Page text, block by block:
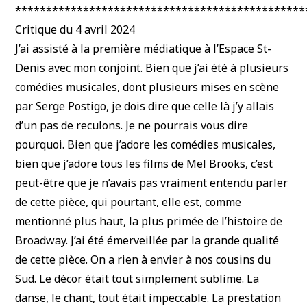
Critique du 4 avril 2024
J’ai assisté à la première médiatique à l’Espace St-
Denis avec mon conjoint. Bien que j’ai été à plusieurs
comédies musicales, dont plusieurs mises en scène
par Serge Postigo, je dois dire que celle là j’y allais
d’un pas de reculons. Je ne pourrais vous dire
pourquoi. Bien que j’adore les comédies musicales,
bien que j’adore tous les films de Mel Brooks, c’est
peut-être que je n’avais pas vraiment entendu parler
de cette pièce, qui pourtant, elle est, comme
mentionné plus haut, la plus primée de l’histoire de
Broadway. J’ai été émerveillée par la grande qualité
de cette pièce. On a rien à envier à nos cousins du
Sud. Le décor était tout simplement sublime. La
danse, le chant, tout était impeccable. La prestation